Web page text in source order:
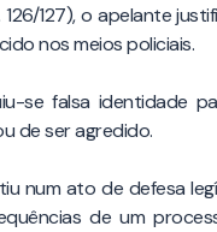
127), o apelante
nos meios policiais.
se falsa identidade
de ser agredido.
num ato de defesa
de um